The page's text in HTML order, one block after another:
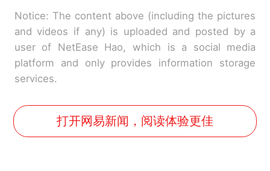
Notice: The content above (including the pictures
and videos if any) is uploaded and posted by a
user of NetEase Hao, which is a social media
platform and only provides information storage
services.
打开网易新闻，阅读体验更佳